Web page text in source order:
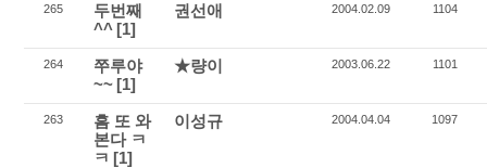
265
두번째
^^ [1]
권선애 2004.02.09 1104
264
쭈루야
~~ [1]
★량이 2003.06.22 1101
263
흠 또 와
본다 ㅋ
ㅋ [1]
이성규 2004.04.04 1097